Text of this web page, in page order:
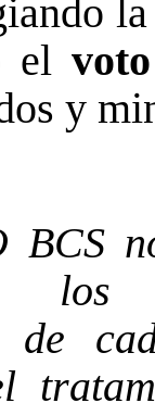
el
y
BCS
los
de